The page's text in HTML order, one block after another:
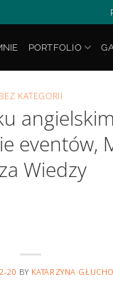
PORTFOLIO
BEZ KATEGORII
eventów,
Wiedzy
20 BY KATARZYNA